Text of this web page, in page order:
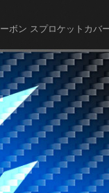
ボン スプロケットカバ